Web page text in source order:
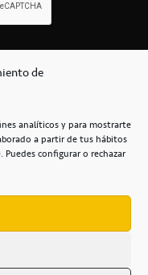
de
analíticos y para mostrarte
a partir de tus hábitos
configurar o rechazar
La Laguna
DE COOKIES /